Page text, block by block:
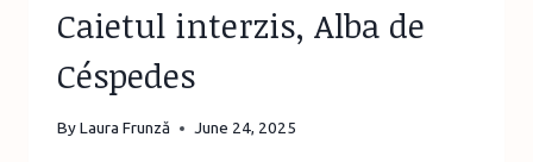
Caietul interzis, Alba de
Céspedes
ByLaura Frunză June 24, 2025